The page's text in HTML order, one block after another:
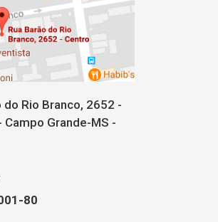
do Rio Branco, 2652 -
Grande-MS -
80